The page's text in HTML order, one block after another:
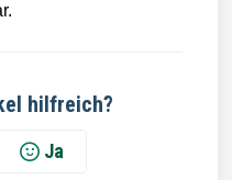
hilfreich?
Ja